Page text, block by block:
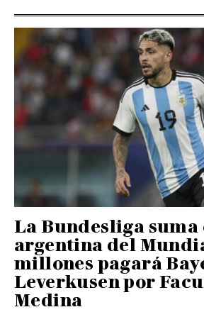
La Bundesliga
argentina del
millones pagará
Leverkusen por
Medina